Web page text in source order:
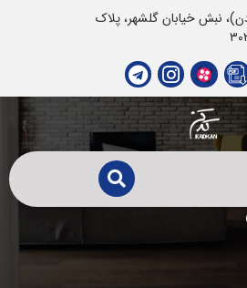
نبش خیابان گلشهر، پلاک